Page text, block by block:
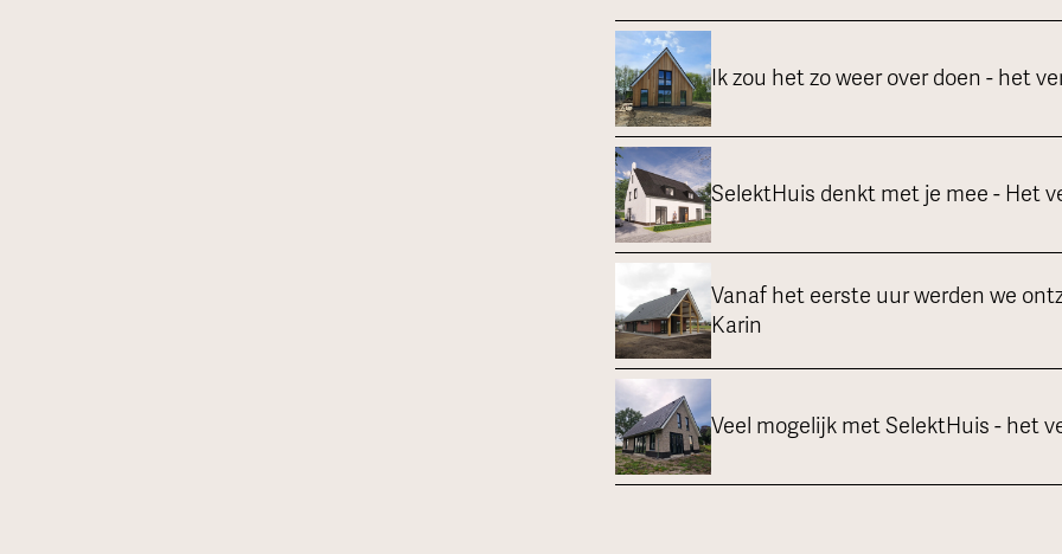
Ik zou het zo weer over doen - het
SelektHuis denkt met je mee - Het
Vanaf het eerste uur werden we
Karin
Veel mogelijk met SelektHuis - het